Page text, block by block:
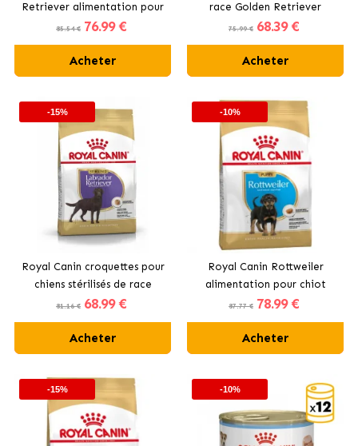
Retriever alimentation pour
chiot
85.54 € 76.99 €
Acheter
race Golden Retriever
75.99 € 68.39 €
Acheter
-15%
Royal Canin croquettes pour
chiens stérilisés de race
Labrador Retriever
81.16 € 68.99 €
Acheter
-10%
Royal Canin Rottweiler
alimentation pour chiot
87.77 € 78.99 €
Acheter
-15% -10%